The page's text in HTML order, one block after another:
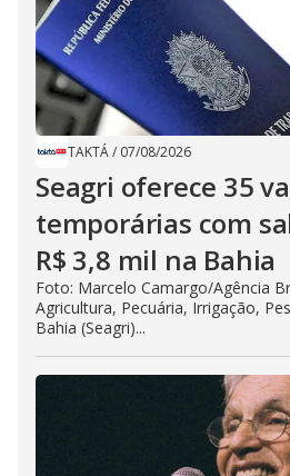
TAKTÁ/ 07/08/2026
Seagri oferece 35
temporárias com
R$ 3,8 mil na Bahia
Foto: Marcelo Camargo/Agência
Agricultura, Pecuária, Irrigação,
Bahia (Seagri)...